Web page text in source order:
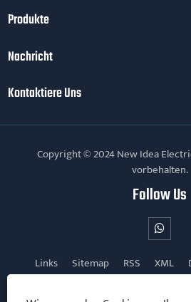
Produkte
Nachricht
Kontaktiere Uns
Copyright © 2024 New Idea
vorbehalten.
Follow Us
Links Sitemap RSS XML